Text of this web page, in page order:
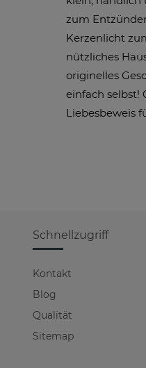
zum
Kerzenlicht
nützliches
originelles
einfach selbst!
Liebesbeweis
Schnellzugriff
Kontakt
Blog
Qualität
Sitemap